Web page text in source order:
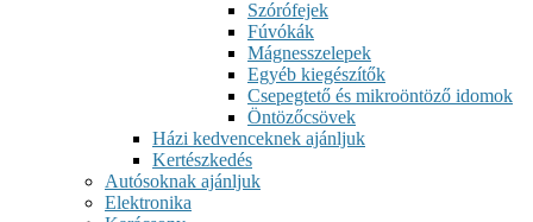
Szórófejek
Fúvókák
Mágnesszelepek
Egyéb kiegészítők
Csepegtető és mikroöntöző idomok
Öntözőcsövek
Házi kedvenceknek ajánljuk
Kertészkedés
Autósoknak ajánljuk
Elektronika